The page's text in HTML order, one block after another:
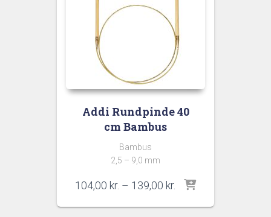
Addi Rundpinde 40
cm Bambus
Bambus
2,5 – 9,0 mm
104,00 kr. – 139,00 kr. Prisinterval:
til